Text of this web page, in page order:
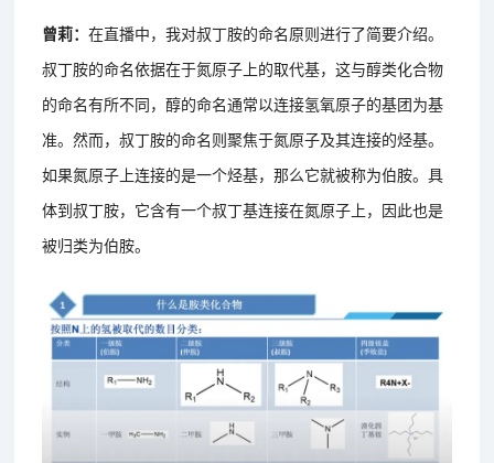
曾莉：在直播中，我对叔丁胺的命名原则进行了简要介绍。
叔丁胺的命名依据在于氮原子上的取代基，这与醇类化合物
的命名有所不同，醇的命名通常以连接氢氧原子的基团为基
准。然而，叔丁胺的命名则聚焦于氮原子及其连接的烃基。
如果氮原子上连接的是一个烃基，那么它就被称为伯胺。具
体到叔丁胺，它含有一个叔丁基连接在氮原子上，因此也是
被归类为伯胺。